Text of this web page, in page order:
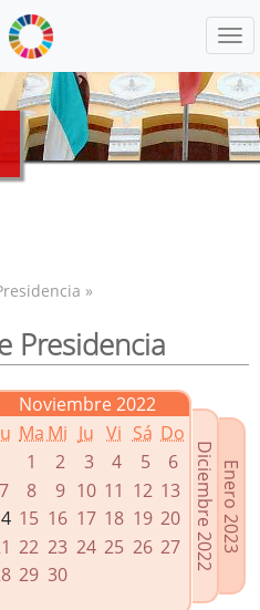
gobierno
»
Presidencia
Noviembre 2022
Ma Mi Ju Vi Sá Do
1
2 3 4 5
6
7
8 9 10 11 12 13
15 16 17 18 19 20
22 23 24 25 26 27
29 30
Enero 2023
Diciembre 2022